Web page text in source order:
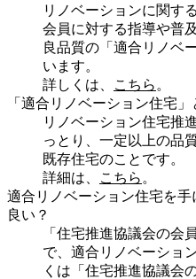
リノベーションに関す
会員に対する指導や普
良品質の「適合リノベ
います。
詳しくは、
こちら 。
「適合リノベーション住宅」
リノベーション住宅推
っとり、一定以上の品
既存住宅のことです。
詳細は、
こちら 。
適合リノベーション住宅を
良い？
「住宅推進協議会の会
で、適合リノベーショ
くは「住宅推進協議会